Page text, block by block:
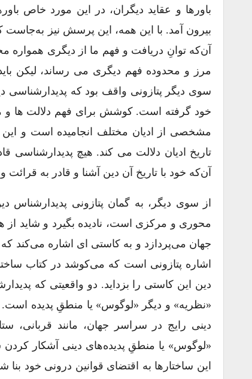
باورها و عقاید دیگران، در این مورد خاص
بیرون آمد. با این همه، این پرسش نیز
آن‌که توانِ دریافت و فهم ما از دیگری همواره
مرز و محدوده فهم دیگری می ‌رساند، لیکن
سوی دیگر پتازونی واقف بود که
خود گرفته است. کوشش برای فهم دلالت ‌ها و
مشخصی از ادیان مختلف انجامیده است و این
تاریخ ادیان دلالت می ‌کند. هیچ پدیدارشناسی
آن‌که خود با تاریخ آن دین آشنا و قادر به
از سوی دیگر، به گمان پتازونی
محوری و مرکزی است، نادیده بگیرد و شاید از
جهان می‌پردازد و به کاستی ‌ای اشاره می‌کند
اشاره پتازونی است که می‌کوشد در کتاب
دین این کاستی را بزداید. دو واقعیتی که
«نظریه» و دیگر «لوگوس» یا منطقِ پدیده است.
دینی رایج در سراسر جهان، مانند
«لوگوس» یا منطقِ پدیده‌های دینی آشکار کردن
این ساختارها به اقتضای قوانین درونی خود